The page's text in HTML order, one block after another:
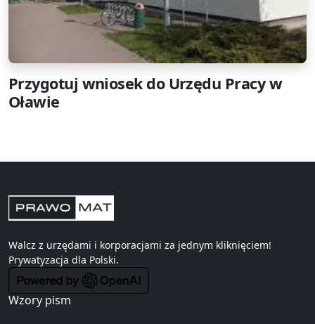
Przygotuj wniosek do Urzędu Pracy w
Oławie
Walcz z urzędami i korporacjami za jednym kliknięciem!
Prywatyzacja dla Polski.
Wzory pism